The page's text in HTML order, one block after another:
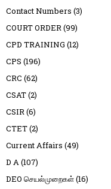
Contact Numbers (3)
COURT ORDER(99)
CPD TRAINING (12)
CPS (196)
CRC (62)
CSAT(2)
CSIR(6)
CTET(2)
Current Affairs (49)
D A(107)
DEO செயல்முறைகள்(16)